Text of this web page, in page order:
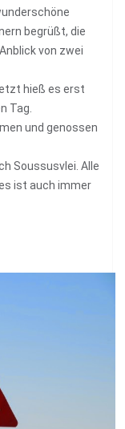
begrüßt, die
von zwei
hieß es erst
Tag.
und genossen
Soussusvlei. Alle
ist auch immer